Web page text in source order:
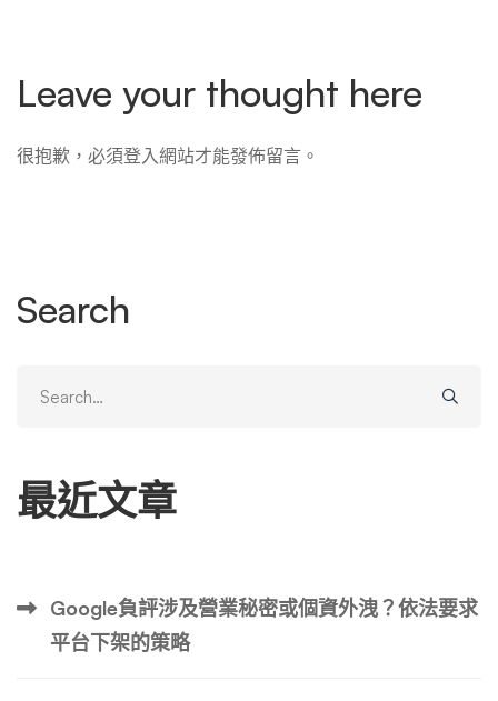
Leave your thought here
很抱歉，必須登入網站才能發佈留言。
Search
for:
最近文章
Google負評涉及營業秘密或個資外洩？依法要求
平台下架的策略